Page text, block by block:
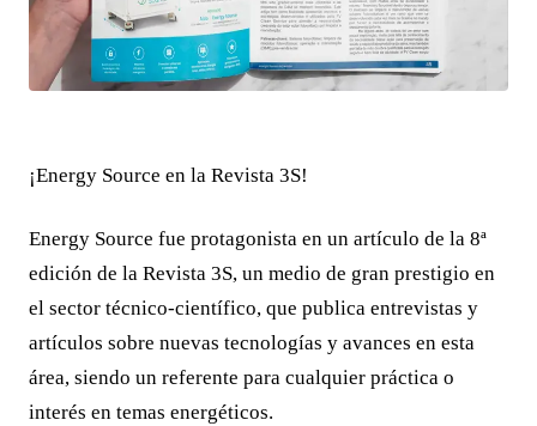
¡Energy Source en la Revista 3S!
Energy Source fue protagonista en un artículo de la 8ª
edición de la Revista 3S, un medio de gran prestigio en
el sector técnico-científico, que publica entrevistas y
artículos sobre nuevas tecnologías y avances en esta
área, siendo un referente para cualquier práctica o
interés en temas energéticos.